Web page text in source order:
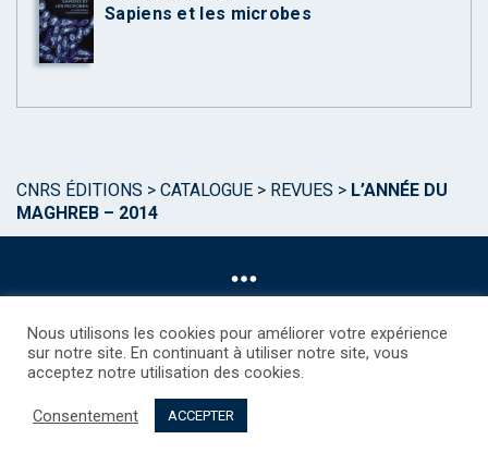
Sapiens et les microbes
CNRS ÉDITIONS > CATALOGUE > REVUES > L’ANNÉE DU
MAGHREB – 2014
©CNRS EDITIONS 2025
Droits étrangers / Foreign rights
Nous utilisons les cookies pour améliorer votre expérience
sur notre site. En continuant à utiliser notre site, vous
acceptez notre utilisation des cookies.
Consentement ACCEPTER